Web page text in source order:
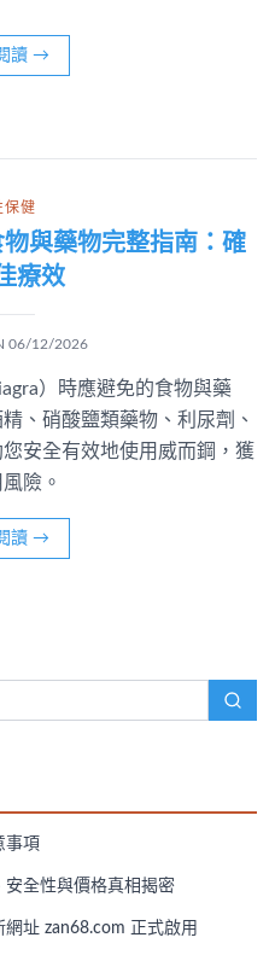
讀 →
保健
與藥物完整指南：確
療效
06/12/2026
）時應避免的食物與藥
、硝酸鹽類藥物、利尿劑、
安全有效地使用威而鋼，獲
險。
讀 →
事項
安全性與價格真相揭密
址 zan68.com 正式啟用